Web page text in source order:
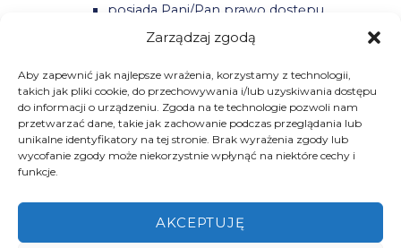
Zarządzaj zgodą
Aby zapewnić jak najlepsze wrażenia, korzystamy z technologii,
takich jak pliki cookie, do przechowywania i/lub uzyskiwania dostępu
do informacji o urządzeniu. Zgoda na te technologie pozwoli nam
przetwarzać dane, takie jak zachowanie podczas przeglądania lub
unikalne identyfikatory na tej stronie. Brak wyrażenia zgody lub
wycofanie zgody może niekorzystnie wpłynąć na niektóre cechy i
funkcje.
AKCEPTUJĘ
posiada Pani/Pan prawo dostępu
do treści swoich danych oraz ich
podanie danych osobowych jest
dobrowolne.
Aplikuj >>